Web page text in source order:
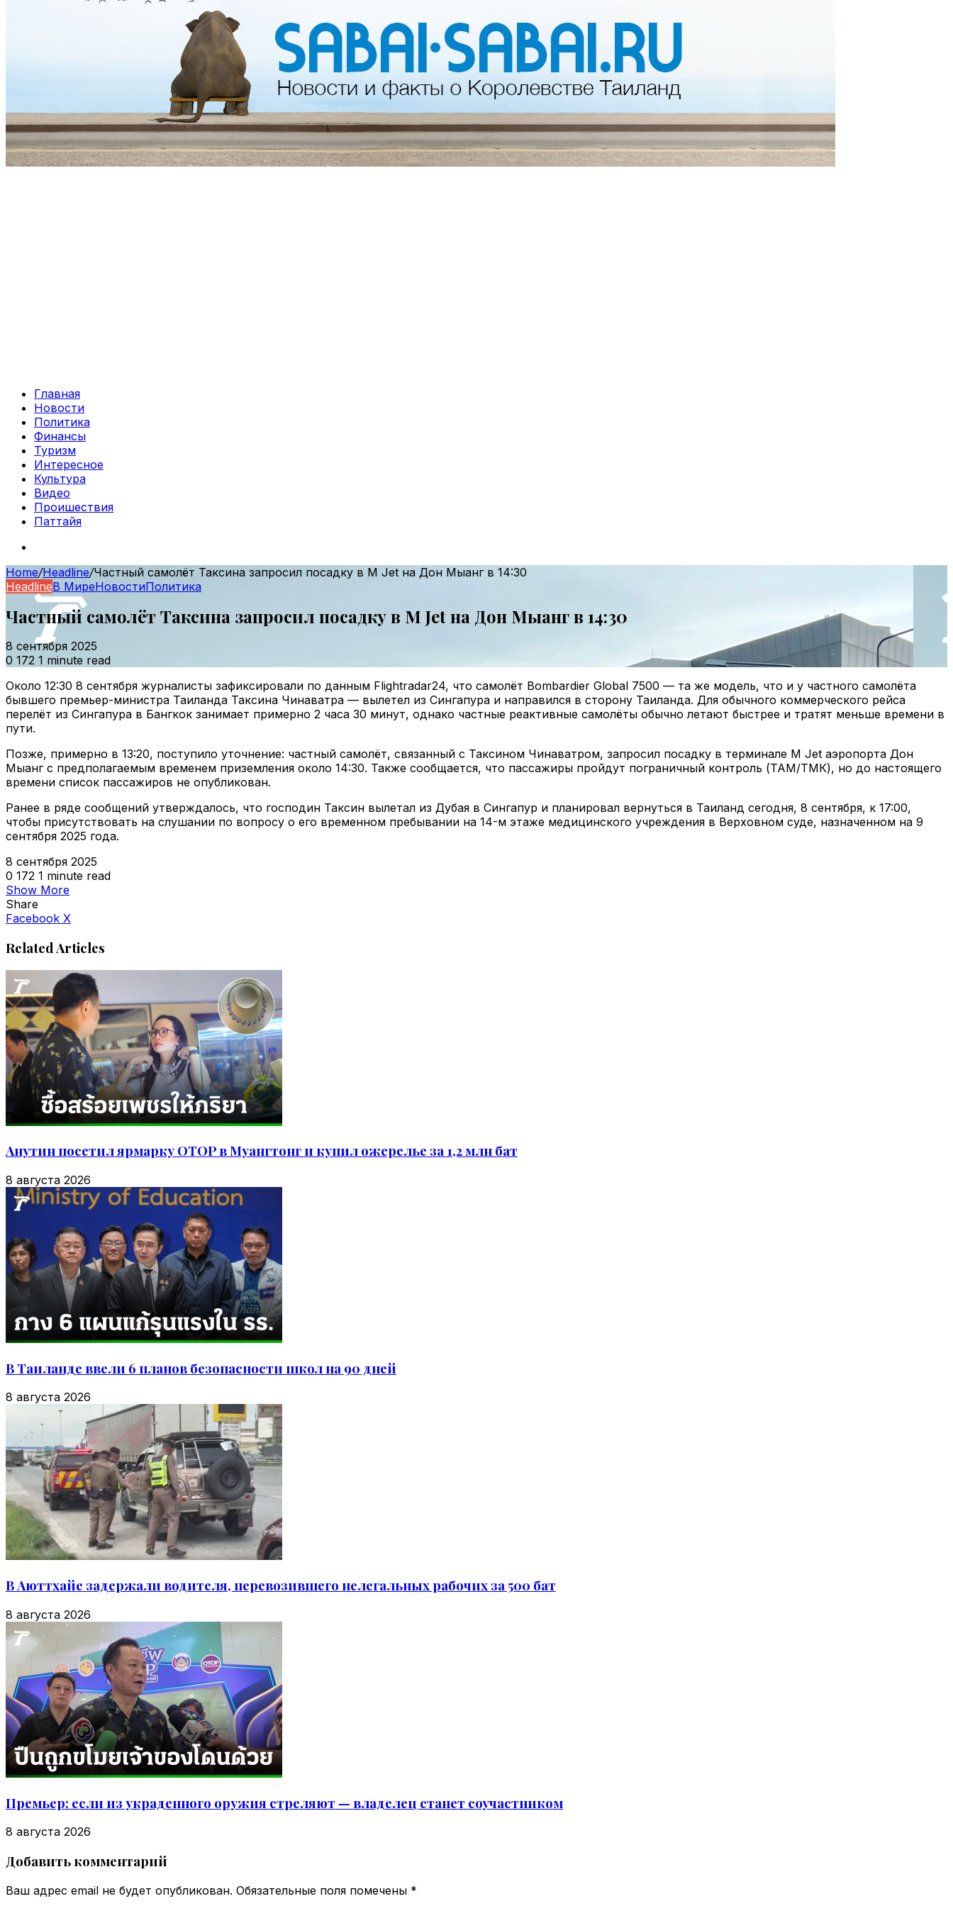
Главная
Новости
Политика
Финансы
Туризм
Интересное
Культура
Видео
Проишествия
Паттайя
Home/Headline/Частный самолёт Таксина запросил посадку в M Jet на Дон Мыанг в 14:30
HeadlineВ МиреНовостиПолитика
Частный самолёт Таксина запросил посадку в M Jet на Дон Мыанг в 14:30
8 сентября 2025
0 172 1 minute read
Около 12:30 8 сентября журналисты зафиксировали по данным Flightradar24, что самолёт Bombardier Global 7500 — та же модель, что и у частного самолёта
бывшего премьер-министра Таиланда Таксина Чинаватра — вылетел из Сингапура и направился в сторону Таиланда. Для обычного коммерческого рейса
перелёт из Сингапура в Бангкок занимает примерно 2 часа 30 минут, однако частные реактивные самолёты обычно летают быстрее и тратят меньше времени в
пути.
Позже, примерно в 13:20, поступило уточнение: частный самолёт, связанный с Таксином Чинаватром, запросил посадку в терминале M Jet аэропорта Дон
Мыанг с предполагаемым временем приземления около 14:30. Также сообщается, что пассажиры пройдут пограничный контроль (ТАМ/ТМК), но до настоящего
времени список пассажиров не опубликован.
Ранее в ряде сообщений утверждалось, что господин Таксин вылетал из Дубая в Сингапур и планировал вернуться в Таиланд сегодня, 8 сентября, к 17:00,
чтобы присутствовать на слушании по вопросу о его временном пребывании на 14-м этаже медицинского учреждения в Верховном суде, назначенном на 9
сентября 2025 года.
8 сентября 2025
0 172 1 minute read
Show More
Share
Facebook X
Related Articles
Анутин посетил ярмарку OTOP в Муангтонг и купил ожерелье за 1,2 млн бат
8 августа 2026
В Таиланде ввели 6 планов безопасности школ на 90 дней
8 августа 2026
В Аюттхайе задержали водителя, перевозившего нелегальных рабочих за 500 бат
8 августа 2026
Премьер: если из украденного оружия стреляют — владелец станет соучастником
8 августа 2026
Добавить комментарий
Ваш адрес email не будет опубликован. Обязательные поля помечены *